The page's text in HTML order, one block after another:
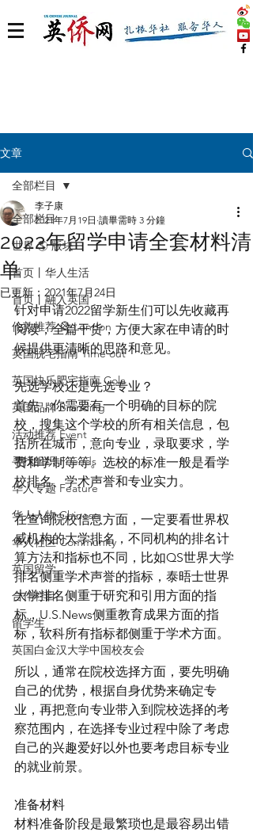
文章
全部栏目
世界 🌎 版块
首页丨华人生活
首页丨融入英国
伦敦推荐 🎡 London
英国脱宅指南 Time out
英国快乐肥宅指南 Cola
英国品牌 Branding
活动推荐 Event
寻找组织 Friends
华人专题 Feature
华人人物 Chinese
华人社区 Community
英国留学
合作栏目
留学生
英国白金汉大学中国校友会
全部栏目
2022年留学申请全套材料清
单
李子康
2021年7月19日 讀畢需時 3 分鐘
已更新： 2021年7月24日
针对申请2022留学新生们可以先收藏再
阅读，全篇干货，方便大家在申请的时
候提供更清晰的思路和意见。
先选学校还是先选专业？
首先，你需要有一个明确的目标的院
校，搜集这个学校的所有相关信息，包
括所在城市，意向专业，录取要求，学
费和学制等等。选校的标准一般是看学
校排名、学术声誉和专业实力。
在查询院校信息方面，一定要看世界权
威机构的大学排名，不同机构的排名计
算方法和指标也不同，比如QS世界大学
排名侧重学术声誉的指标，泰晤士世界
大学排名侧重于研究和引用方面的指
标，U.S.News侧重教育成果方面的指
标，软科所有指标都侧重于学术方面。
所以，通常在院校选择方面，要先明确
自己的优势，根据自身优势来确定专
业，再把意向专业带入到院校选择的考
察范围内，在选择专业过程中除了考虑
自己的兴趣爱好以外也要考虑目标专业
的就业前景。
准备材料
材料准备阶段是最繁琐也是最容易出错